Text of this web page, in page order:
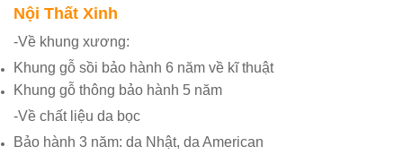
Nội Thất Xinh
-Về khung xương:
Khung gỗ sồi bảo hành 6 năm về kĩ thuật
Khung gỗ thông bảo hành 5 năm
-Về chất liệu da bọc
Bảo hành 3 năm: da Nhật, da American